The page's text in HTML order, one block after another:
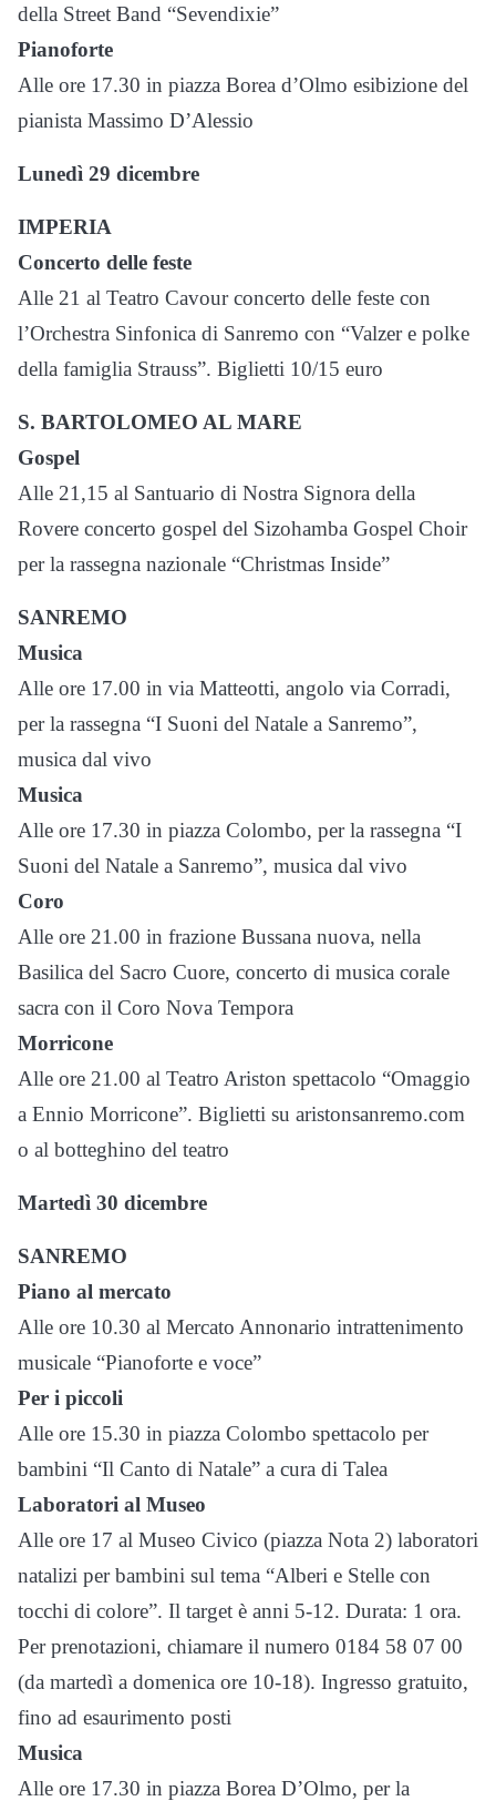
della Street Band “Sevendixie”
Pianoforte
Alle ore 17.30 in piazza Borea d’Olmo esibizione del
pianista Massimo D’Alessio
Lunedì 29 dicembre
IMPERIA
Concerto delle feste
Alle 21 al Teatro Cavour concerto delle feste con
l’Orchestra Sinfonica di Sanremo con “Valzer e polke
della famiglia Strauss”. Biglietti 10/15 euro
S. BARTOLOMEO AL MARE
Gospel
Alle 21,15 al Santuario di Nostra Signora della
Rovere concerto gospel del Sizohamba Gospel Choir
per la rassegna nazionale “Christmas Inside”
SANREMO
Musica
Alle ore 17.00 in via Matteotti, angolo via Corradi,
per la rassegna “I Suoni del Natale a Sanremo”,
musica dal vivo
Musica
Alle ore 17.30 in piazza Colombo, per la rassegna “I
Suoni del Natale a Sanremo”, musica dal vivo
Coro
Alle ore 21.00 in frazione Bussana nuova, nella
Basilica del Sacro Cuore, concerto di musica corale
sacra con il Coro Nova Tempora
Morricone
Alle ore 21.00 al Teatro Ariston spettacolo “Omaggio
a Ennio Morricone”. Biglietti su aristonsanremo.com
o al botteghino del teatro
Martedì 30 dicembre
SANREMO
Piano al mercato
Alle ore 10.30 al Mercato Annonario intrattenimento
musicale “Pianoforte e voce”
Per i piccoli
Alle ore 15.30 in piazza Colombo spettacolo per
bambini “Il Canto di Natale” a cura di Talea
Laboratori al Museo
Alle ore 17 al Museo Civico (piazza Nota 2) laboratori
natalizi per bambini sul tema “Alberi e Stelle con
tocchi di colore”. Il target è anni 5-12. Durata: 1 ora.
Per prenotazioni, chiamare il numero 0184 58 07 00
(da martedì a domenica ore 10-18). Ingresso gratuito,
fino ad esaurimento posti
Musica
Alle ore 17.30 in piazza Borea D’Olmo, per la